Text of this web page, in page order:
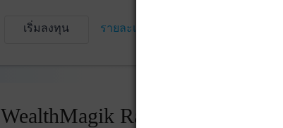
เริ่มลงทุน รายละเอียดเพิ่มเติม
WealthMagik Rankings